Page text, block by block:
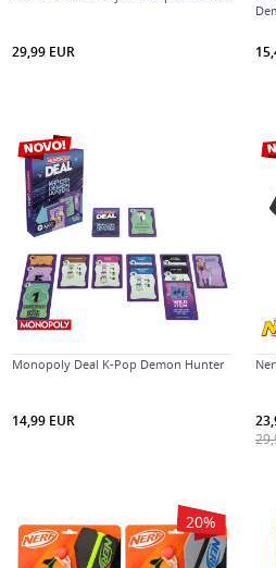
29,99 EUR
Monopoly Deal K-Pop Demon Hunter
14,99 EUR
20%